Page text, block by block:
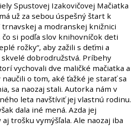
Spustovej Izakovičovej Mačiatka
už za sebou úspešný štart k
trnavskej a modranskej knižnici
si podľa slov knihovníčok deti
rožky“, aby zažili s deťmi a
skvelé dobrodružstvá. Príbehy
vychovali dve maličké mačiatka a
o tom, aké ťažké je starať sa
sa naozaj stali. Autorka nám v
leta navštíviť jej vlastnú rodinu.
dala iné mená. Azda jej
trošku vymýšľala. Ale naozaj iba